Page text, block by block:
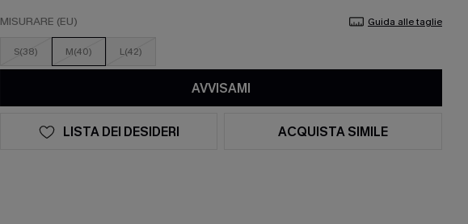
MISURARE (EU) Guida alle taglie
S(38) M(40) L(42)
AVVISAMI
LISTA DEI DESIDERI ACQUISTA SIMILE